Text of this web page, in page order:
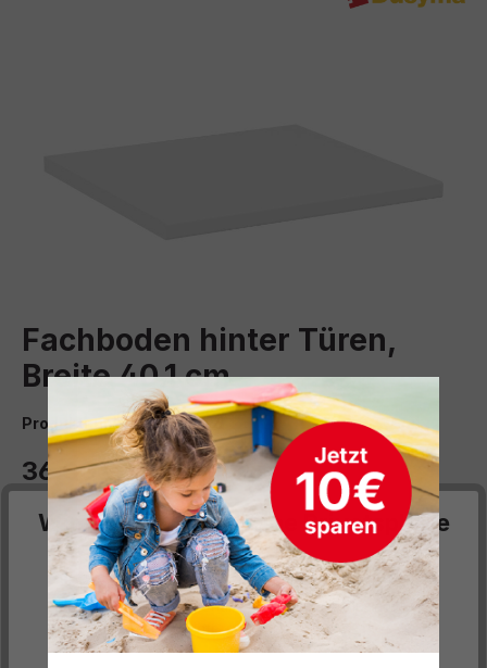
Fachboden hinter Türen,
Breite 40,1 cm
Produktnummer:4878496
36,00 €*
Preise inkl. MwSt. zzgl. Versand- bzw. Frachtkosten
Breite (cm)auswählen
40,1 51 77 100
Materialauswählen
Wir respektieren deine Privatsphäre
Diese Website verwendet Cookies, um Ihnen die
bestmögliche Funktionalität bieten zu können... Mehr
Informationen.